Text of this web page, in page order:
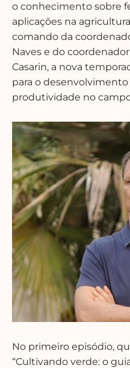
o conhecimento sobre
aplicações na
comando da
Naves e do
Casarin, a nova
para o
produtividade no
No primeiro episódio,
“Cultivando verde: o